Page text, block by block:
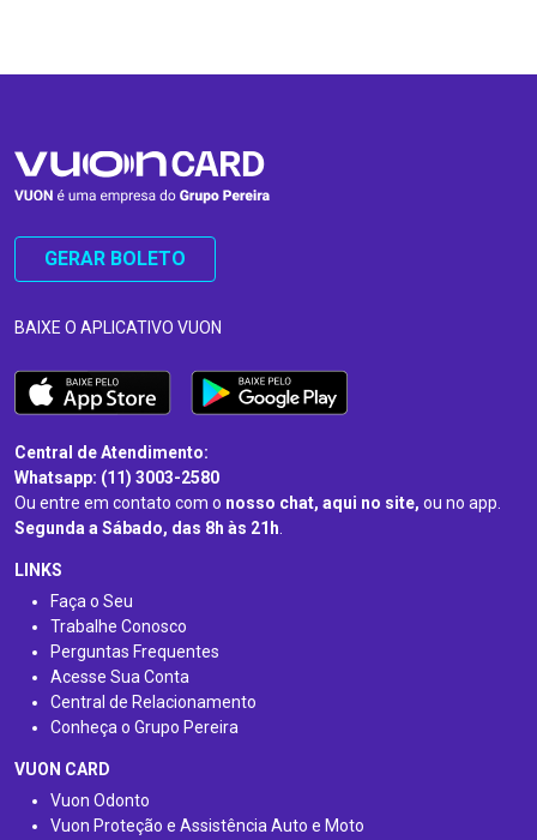
GERAR BOLETO
BAIXE O APLICATIVO VUON
Central de Atendimento:
Whatsapp: (11) 3003-2580
Ou entre em contato com o nosso chat, aqui no site, ou no app.
Segunda a Sábado, das 8h às 21h.
LINKS
Faça o Seu
Trabalhe Conosco
Perguntas Frequentes
Acesse Sua Conta
Central de Relacionamento
Conheça o Grupo Pereira
VUON CARD
Vuon Odonto
Vuon Proteção e Assistência Auto e Moto